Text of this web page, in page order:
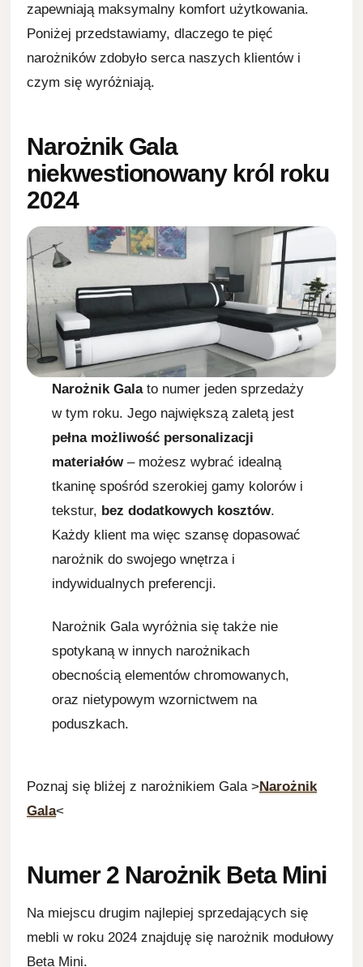
zapewniają maksymalny komfort użytkowania.
Poniżej przedstawiamy, dlaczego te pięć
narożników zdobyło serca naszych klientów i
czym się wyróżniają.
Narożnik Gala
niekwestionowany król roku
2024
Narożnik Galato numer jeden sprzedaży
w tym roku. Jego największą zaletą jest
pełna możliwość personalizacji
materiałów– możesz wybrać idealną
tkaninę spośród szerokiej gamy kolorów i
tekstur, bez dodatkowych kosztów.
Każdy klient ma więc szansę dopasować
narożnik do swojego wnętrza i
indywidualnych preferencji.
Narożnik Gala wyróżnia się także nie
spotykaną w innych narożnikach
obecnością elementów chromowanych,
oraz nietypowym wzornictwem na
poduszkach.
Poznaj się bliżej z narożnikiem Gala >Narożnik
Gala<
Numer 2 Narożnik Beta Mini
Na miejscu drugim najlepiej sprzedających się
mebli w roku 2024 znajduję się narożnik modułowy
Beta Mini.